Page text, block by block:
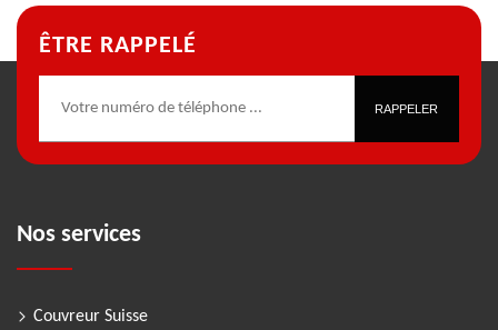
ÊTRE RAPPELÉ
Nos services
Couvreur Suisse